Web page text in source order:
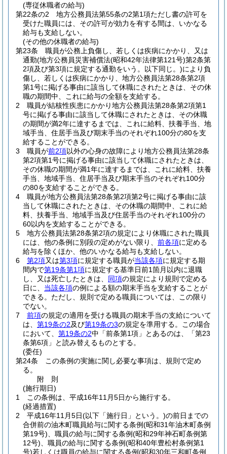
(専従休職者の給与)
第22条の2
地方公務員法第55条の2第1項ただし書の許可を
受けた職員には、その許可が効力を有する間は、いかなる
給与も支給しない。
(その他の休職者の給与)
第23条
職員が公務上負傷し、若しくは疾病にかかり、又は
通勤(地方公務員災害補償法(昭和42年法律第121号)第2条第
2項及び第3項に規定する通勤をいう。以下同じ。)により負
傷し、若しくは疾病にかかり、地方公務員法第28条第2項
第1号に掲げる事由に該当して休職にされたときは、その休
職の期間中、これに給与の全額を支給する。
2
職員が結核性疾患にかかり地方公務員法第28条第2項第1
号に掲げる事由に該当して休職にされたときは、その休職
の期間が満2年に達するまでは、これに給料、扶養手当、地
域手当、住居手当及び期末手当のそれぞれ100分の80を支
給することができる。
3
職員が前2項以外の心身の故障により地方公務員法第28条
第2項第1号に掲げる事由に該当して休職にされたときは、
その休職の期間が満1年に達するまでは、これに給料、扶養
手当、地域手当、住居手当及び期末手当のそれぞれ100分
の80を支給することができる。
4
職員が地方公務員法第28条第2項第2号に掲げる事由に該
当して休職にされたときは、その休職の期間中、これに給
料、扶養手当、地域手当及び住居手当のそれぞれ100分の
60以内を支給することができる。
5
地方公務員法第28条第2項の規定により休職にされた職員
には、他の条例に別段の定めがない限り、 前各項に定める
給与を除くほか、他のいかなる給与も支給しない。
6
第2項又は第3項に規定する職員が当該各項に規定する期
間内で第19条第1項に規定する基準日前1箇月以内に退職
し、又は死亡したときは、 同項の規定により規則で定める
日に、 当該各項の例による額の期末手当を支給することが
できる。 ただし、規則で定める職員については、この限り
でない。
7
前項の規定の適用を受ける職員の期末手当の支給について
は、 第19条の2及び第19条の3の規定を準用する。
この場合
において、 第19条の2中「前条第1項」とあるのは、「第23
条第6項」と読み替えるものとする。
(委任)
第24条
この条例の実施に関し必要な事項は、規則で定め
る。
附 則
(施行期日)
1
この条例は、平成16年11月5日から施行する。
(経過措置)
2
平成16年11月5日(以下「施行日」という。)の前日までの
合併前の油木町職員給与に関する条例(昭和31年油木町条例
第19号) 、職員の給与に関する条例(昭和29年神石町条例第
12号) 、職員の給与に関する条例(昭和40年豊松村条例第1
号)若しくは職員の給与に関する条例(昭和30年三和町条例